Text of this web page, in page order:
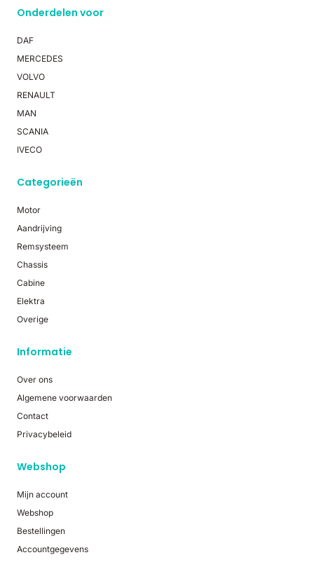
Onderdelen voor
DAF
MERCEDES
VOLVO
RENAULT
MAN
SCANIA
IVECO
Categorieën
Motor
Aandrijving
Remsysteem
Chassis
Cabine
Elektra
Overige
Informatie
Over ons
Algemene voorwaarden
Contact
Privacybeleid
Webshop
Mijn account
Webshop
Bestellingen
Accountgegevens